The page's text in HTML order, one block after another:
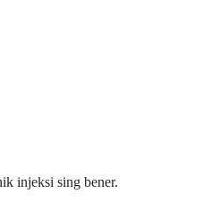
injeksi sing bener.